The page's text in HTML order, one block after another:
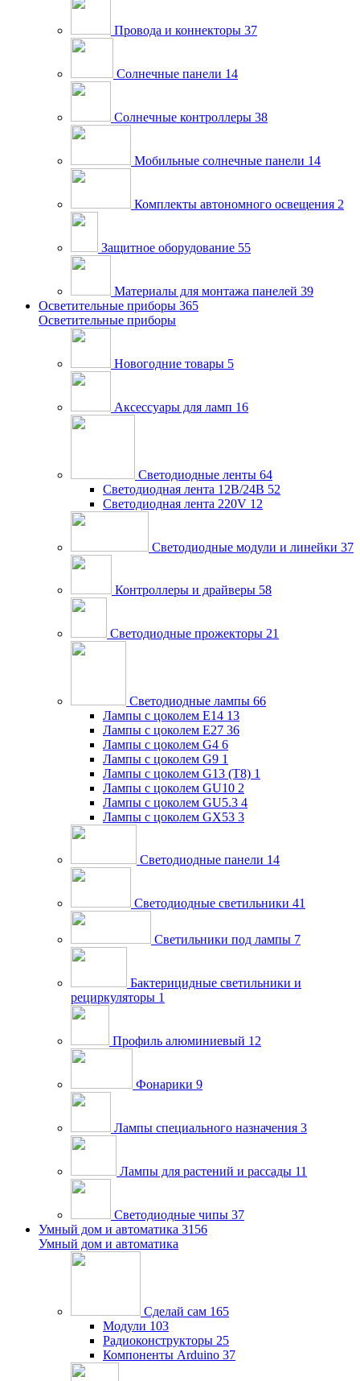
Провода и коннекторы 37
Солнечные панели 14
Солнечные контроллеры 38
Мобильные солнечные панели 14
Комплекты автономного освещения 2
Защитное оборудование 55
Материалы для монтажа панелей 39
Осветительные приборы 365
Осветительные приборы
Новогодние товары 5
Аксессуары для ламп 16
Светодиодные ленты 64
Светодиодная лента 12В/24В 52
Светодиодная лента 220V 12
Светодиодные модули и линейки 37
Контроллеры и драйверы 58
Светодиодные прожекторы 21
Светодиодные лампы 66
Лампы с цоколем E14 13
Лампы с цоколем E27 36
Лампы с цоколем G4 6
Лампы с цоколем G9 1
Лампы с цоколем G13 (Т8) 1
Лампы с цоколем GU10 2
Лампы с цоколем GU5.3 4
Лампы с цоколем GX53 3
Светодиодные панели 14
Светодиодные светильники 41
Светильники под лампы 7
Бактерицидные светильники и
рециркуляторы 1
Профиль алюминиевый 12
Фонарики 9
Лампы специального назначения 3
Лампы для растений и рассады 11
Светодиодные чипы 37
Умный дом и автоматика 3156
Умный дом и автоматика
Сделай сам 165
Модули 103
Радиоконструкторы 25
Компоненты Arduino 37